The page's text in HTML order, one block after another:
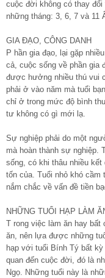
cuộc đời không có thay
những tháng: 3, 6, 7 và 11
GIA ĐẠO, CÔNG DANH
P hần gia đạo, lại gặp
cả, cuộc sống về phần gia
được hưởng nhiều thú vui
phải ở vào năm mà tuổi
chỉ ở trong mức độ bình
tư không có gì mới lạ.
Sự nghiệp phải do một
mà hoàn thành sự nghiệp.
sống, có khi thâu nhiều
tốn của. Tuổi nhỏ khó
nắm chắc về vấn đề tiền
NHỮNG TUỔI HẠP LÀM
T rong việc làm ăn hay
ăn, nên lựa được những
hạp với tuổi Bính Tý bất
quan đến cuộc đời, đó là
Ngọ. Những tuổi này là